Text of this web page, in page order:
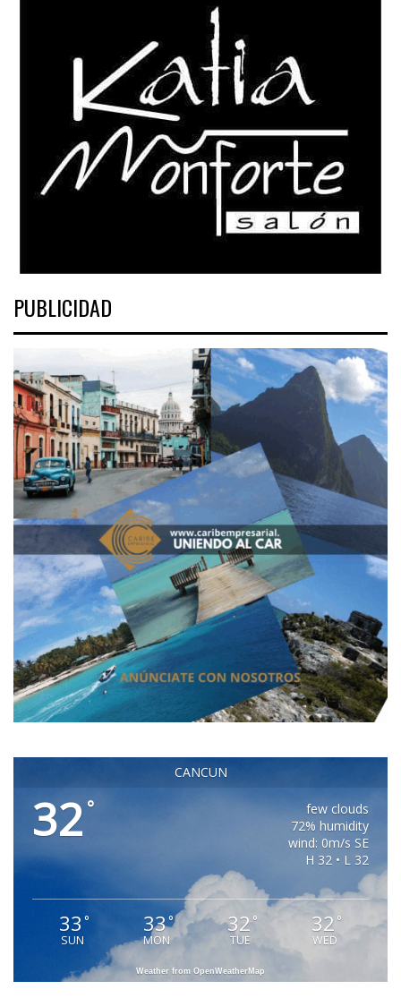
PUBLICIDAD
CANCUN
32 °
few clouds
72% humidity
wind: 0m/s SE
H 32 • L 32
33 °
SUN
33°
MON
32 °
TUE
32 °
WED
Weather from OpenWeatherMap